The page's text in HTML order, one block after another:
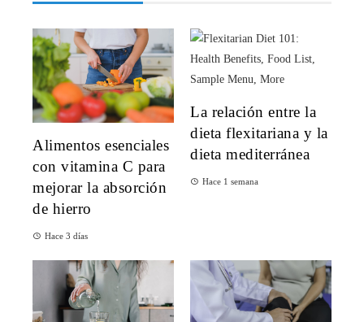
Alimentos esenciales
con vitamina C para
mejorar la absorción
de hierro
Hace 3 días
La relación entre la
dieta flexitariana y la
dieta mediterránea
Hace 1 semana